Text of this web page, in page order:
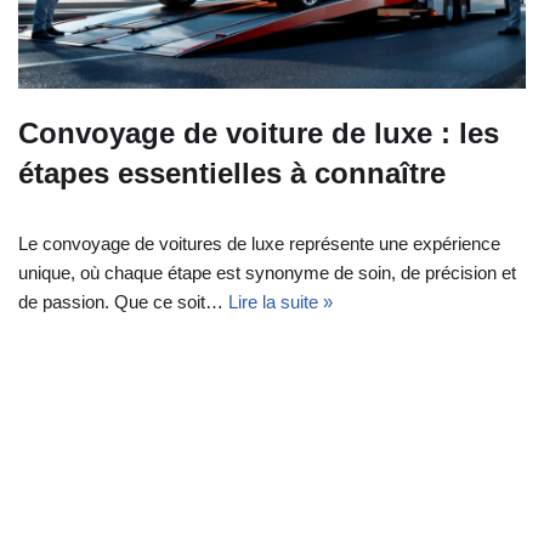
Convoyage de voiture de luxe : les
étapes essentielles à connaître
Le convoyage de voitures de luxe représente une expérience
unique, où chaque étape est synonyme de soin, de précision et
de passion. Que ce soit… Lire la suite »